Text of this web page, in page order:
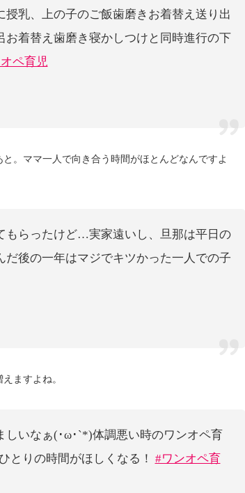
乳、上の子のご飯歯磨きお着替え送り出
着替え歯磨き寝かしつけと同時進行の下
ペ育児
。ママ一人で向き合う時間がほとんどなんですよ
もらったけど…実家遠いし、旦那は平日の
後の一年はマジでキツかった一人での子
ますよね。
いなぁ(･ω･`*)体調悪い時のワンオペ育
とりの時間がほしくなる！ #ワンオペ育